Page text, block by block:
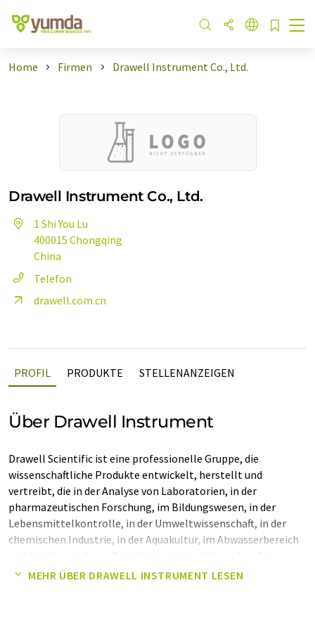
Home Firmen Drawell Instrument Co., Ltd.
Drawell Instrument Co., Ltd.
1 Shi You Lu
400015 Chongqing
China
Telefon
drawell.com.cn
PROFIL PRODUKTE STELLENANZEIGEN
Über Drawell Instrument
Drawell Scientific ist eine professionelle Gruppe, die
wissenschaftliche Produkte entwickelt, herstellt und
vertreibt, die in der Analyse von Laboratorien, in der
pharmazeutischen Forschung, im Bildungswesen, in der
Lebensmittelkontrolle, in der Umweltwissenschaft, in der
chemischen Industrie, in der Aquakultur, im Abwasserbereich
Unternehmen wurde 1999 in China gegründet und ist seit 2014
MEHR ÜBER DRAWELL INSTRUMENT LESEN